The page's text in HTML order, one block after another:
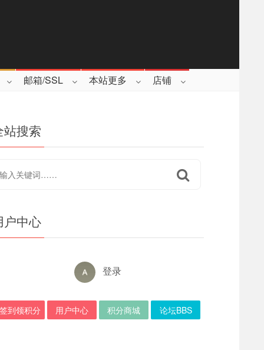
邮箱/SSL 本站更多 店铺
站搜索
户中心
登录
签到领积分 用户中心 积分商城 论坛BBS